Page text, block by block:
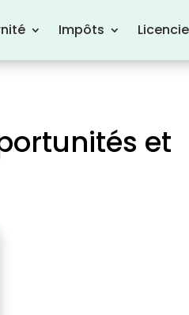
Impôts
et